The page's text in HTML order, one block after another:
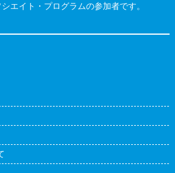
エイト・プログラムの参加者です。